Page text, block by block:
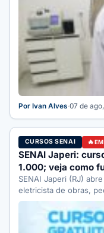
Por Ivan Alves·07 de
CURSOS SENAI
SENAI Japeri:
1.000; veja como
SENAI Japeri (RJ)
eletricista de obras,
…